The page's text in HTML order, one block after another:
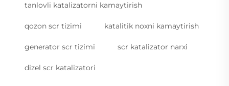
tanlovli katalizatorni kamaytirish
qozon scr tizimi katalitik noxni kamaytirish
generator scr tizimi scr katalizator narxi
dizel scr katalizatori